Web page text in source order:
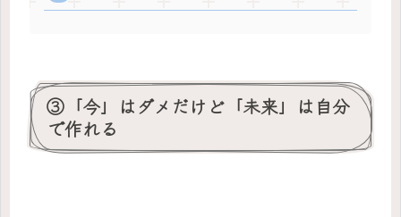
③「今」はダメだけど「未来」は自分
で作れる